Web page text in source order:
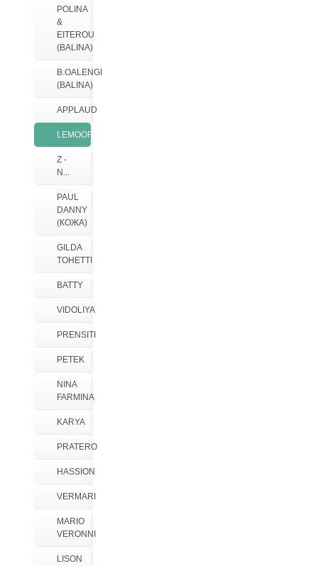
POLINA
&
EITEROU
(BALINA)
B.OALENGI
(BALINA)
APPLAUD
LEMOOR
Z -
N...
PAUL
DANNY
(КОЖА)
GILDA
TOHETTI
BATTY
VIDOLIYA
PRENSITI
PETEK
NINA
FARMINA
KARYA
PRATERO
HASSION
VERMARI
MARIO
VERONNI
LISON